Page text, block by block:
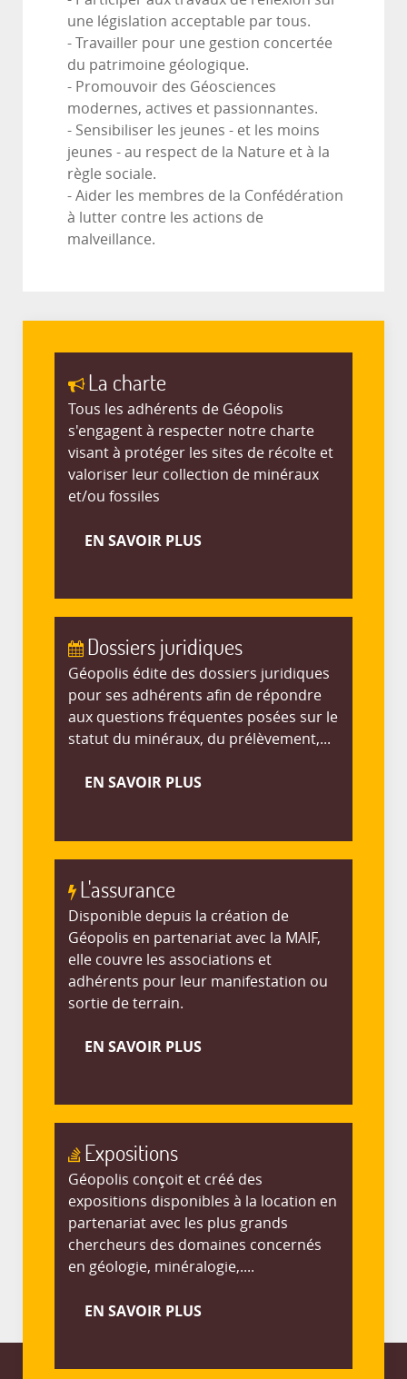
une législation acceptable par tous.
- Travailler pour une gestion concertée
du patrimoine géologique.
- Promouvoir des Géosciences
modernes, actives et passionnantes.
- Sensibiliser les jeunes - et les moins
jeunes - au respect de la Nature et à la
règle sociale.
- Aider les membres de la Confédération
à lutter contre les actions de
malveillance.
La charte
Tous les adhérents de Géopolis
s'engagent à respecter notre charte
visant à protéger les sites de récolte et
valoriser leur collection de minéraux
et/ou fossiles
EN SAVOIR PLUS
Dossiers juridiques
Géopolis édite des dossiers juridiques
pour ses adhérents afin de répondre
aux questions fréquentes posées sur le
statut du minéraux, du prélèvement,...
EN SAVOIR PLUS
L'assurance
Disponible depuis la création de
Géopolis en partenariat avec la MAIF,
elle couvre les associations et
adhérents pour leur manifestation ou
sortie de terrain.
EN SAVOIR PLUS
Expositions
Géopolis conçoit et créé des
expositions disponibles à la location en
partenariat avec les plus grands
chercheurs des domaines concernés
en géologie, minéralogie,....
EN SAVOIR PLUS